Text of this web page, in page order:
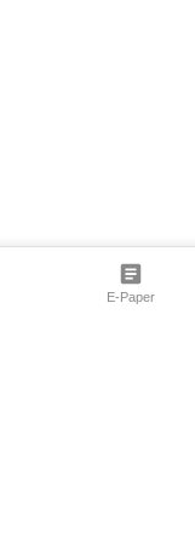
E-Paper